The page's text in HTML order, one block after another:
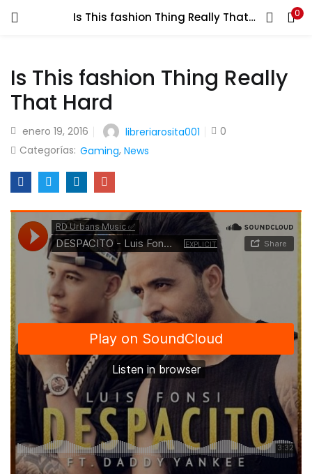
Is This fashion Thing Really That Hard 0
ENTRAR REGISTRARSE
Introduce tu nombre de usuario y contraseña para iniciar
sesión.
Recuérdame
¿Contraseña perdida?
Is This fashion Thing Really
That Hard
enero 19, 2016 libreriarosita001
0
Categorías: Gaming, News